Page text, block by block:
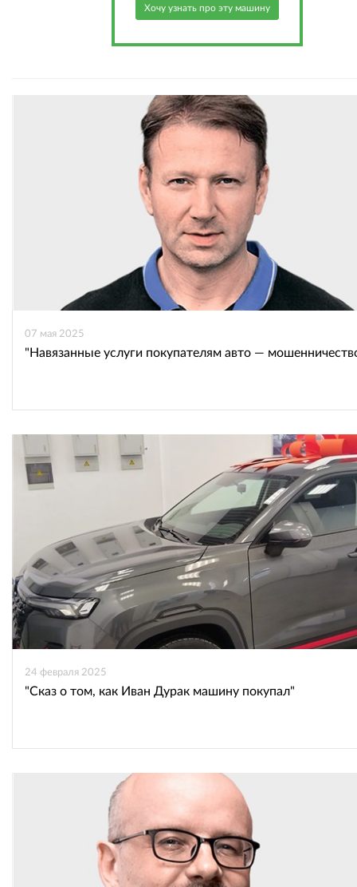
Хочу узнать про эту машину
07 мая 2025
"Навязанные услуги покупателям авто —
24 февраля 2025
"Сказ о том, как Иван Дурак машину покупал"